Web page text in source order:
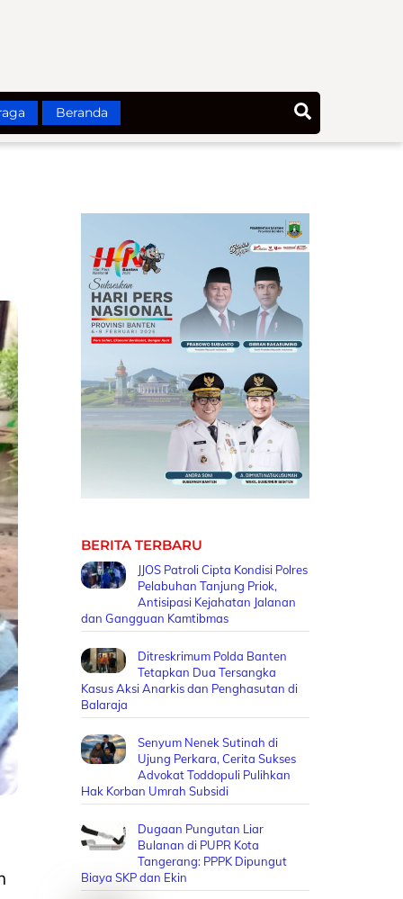
Beranda
BERITA TERBARU
JJOS Patroli Cipta Kondisi Polres
Pelabuhan Tanjung Priok,
Antisipasi Kejahatan Jalanan
dan Gangguan Kamtibmas
Ditreskrimum Polda Banten
Tetapkan Dua Tersangka
Kasus Aksi Anarkis dan Penghasutan di
Balaraja
Senyum Nenek Sutinah di
Ujung Perkara, Cerita Sukses
Advokat Toddopuli Pulihkan
Hak Korban Umrah Subsidi
Dugaan Pungutan Liar
Bulanan di PUPR Kota
Tangerang: PPPK Dipungut
Biaya SKP dan Ekin